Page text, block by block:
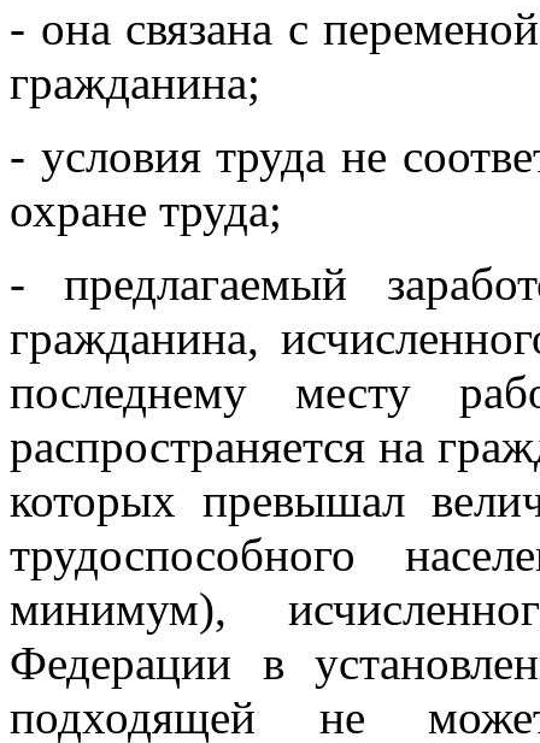
- она связана с
гражданина;
- условия труда не
охране труда;
- предлагаемый
гражданина,
последнему месту
распространяется на
которых превышал
трудоспособного
минимум),
Федерации в
подходящей не